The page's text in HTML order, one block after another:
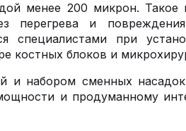
менее 200 микрон. Такое
перегрева и
специалистами при
костных блоков и
и набором сменных
и продуманному